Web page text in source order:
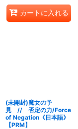
カートに入れる
(未開封)魔女の予
見 // 否定の力/Force
of Negation《日本語》
【PRM】